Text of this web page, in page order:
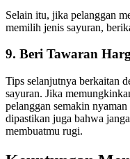
Selain itu, jika pelanggan
memilih jenis sayuran,
9. Beri Tawaran
Tips selanjutnya berkaitan
sayuran. Jika
pelanggan semakin
dipastikan juga bahwa
membuatmu rugi.